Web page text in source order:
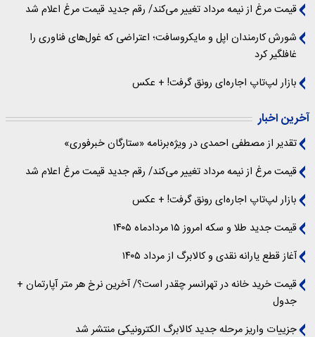
قیمت مرغ از نیمه مرداد تغییر می‌کند/ رقم جدید قیمت مرغ اعلام شد
شورش کارمندان اپل و مایکروسافت؛ اعتراضی که غول‌های فناوری را
غافلگیر کرد
بازار لپ‌تاپ اجاره‌ای رونق گرفت! + عکس
آخرین اخبار
تقدیر از مصطفی احمدی در ویژه‌برنامه «ستارگان خبرفوری»
قیمت مرغ از نیمه مرداد تغییر می‌کند/ رقم جدید قیمت مرغ اعلام شد
بازار لپ‌تاپ اجاره‌ای رونق گرفت! + عکس
قیمت جدید طلا و سکه امروز ۱۵ مردادماه ۱۴۰۵
آغاز قطع یارانه نقدی و کالابرگ از مرداد ۱۴۰۵
قیمت خرید خانه در تهرانسر چقدر است؟/ آخرین نرخ هر متر آپارتمان +
جدول
جزییات واریز مرحله جدید کالابرگ الکترونیکی منتشر شد